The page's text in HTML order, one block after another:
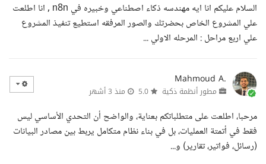
السلام عليكم انا ايه مهندسه ذكاء اصطناعي وخبيره في n8n , انا اطلعت
علي المشروع الخاص بحضرتك والصور المرفقه استطيع تنفيذ المشروع
علي اربع مراحل : المرحله الاولي ...
Mahmoud A.
مطور أنظمة ذكية منذ 3 أشهر
مرحبا، اطلعت على متطلباتكم بعناية، والواضح أن التحدي الأساسي ليس
فقط في أتمتة العمليات، بل في بناء نظام متكامل يربط بين مصادر البيانات
(رسائل، فواتير، تقارير) و...